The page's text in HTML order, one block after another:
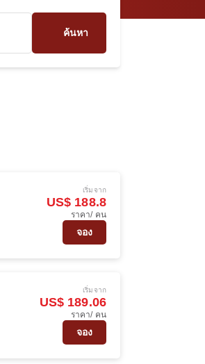
ค้นหา
เริ่มจาก
US$ 188.8
ราคา/ คน
จอง
เริ่มจาก
US$ 189.06
ราคา/ คน
จอง